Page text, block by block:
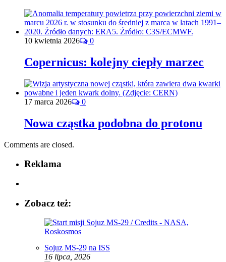
10 kwietnia 2026 0
Copernicus: kolejny ciepły marzec
17 marca 2026 0
Nowa cząstka podobna do protonu
Comments are closed.
Reklama
Zobacz też:
Sojuz MS-29 na ISS
16 lipca, 2026